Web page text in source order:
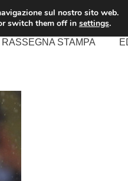
RASSEGNA STAMPA
sul nostro sito web.
switch them off in settings.